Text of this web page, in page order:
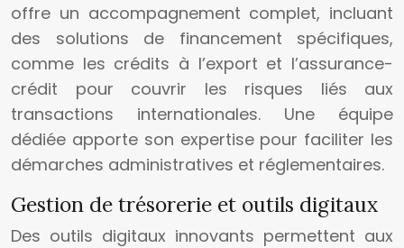
offre un accompagnement complet, incluant
des solutions de financement spécifiques,
comme les crédits à l’export et l’assurance-
crédit pour couvrir les risques liés aux
transactions internationales. Une équipe
dédiée apporte son expertise pour faciliter les
démarches administratives et réglementaires.
Gestion de trésorerie et outils digitaux
Des outils digitaux innovants permettent aux